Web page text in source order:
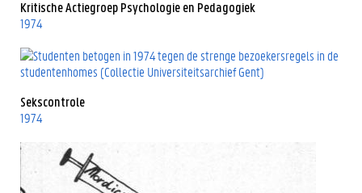
Kritische Actiegroep Psychologie en Pedagogiek
1974
Sekscontrole
1974